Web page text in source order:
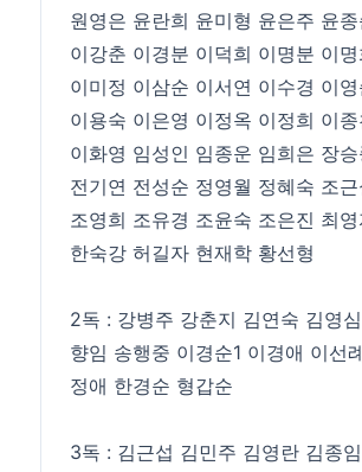
원영은 윤란희 윤미형 윤은주 윤
이강춘 이경분 이덕희 이명분 이
이미정 이삼순 이서연 이수경 이
이용숙 이은영 이정옥 이정희 이
이화영 임성인 임종운 임희은 장
전기연 전성순 정영월 정혜숙 조
조영희 조유경 조윤숙 조은진 최
한숙강 허길자 현재학 황선형
2독 : 강병주 강춘지 김연숙 김영
향임 송행중 이경순1 이경애 이선
정애 한경순 형갑순
3독 : 김근섭 김민주 김영란 김종